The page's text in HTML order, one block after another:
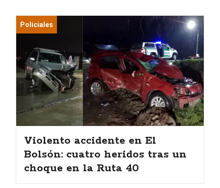
Policiales
Violento accidente en El
Bolsón: cuatro heridos tras un
choque en la Ruta 40